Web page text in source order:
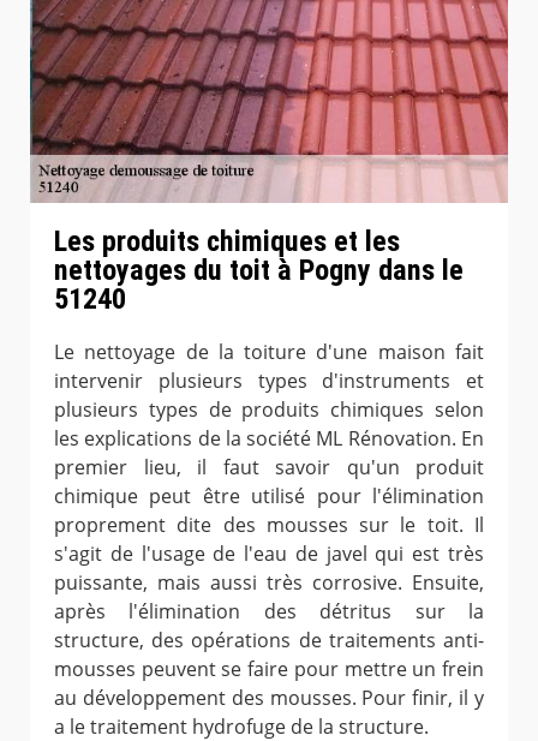
Les produits chimiques et les
nettoyages du toit à Pogny dans le
51240
Le nettoyage de la toiture d'une maison fait
intervenir plusieurs types d'instruments et
plusieurs types de produits chimiques selon
les explications de la société ML Rénovation. En
premier lieu, il faut savoir qu'un produit
chimique peut être utilisé pour l'élimination
proprement dite des mousses sur le toit. Il
s'agit de l'usage de l'eau de javel qui est très
puissante, mais aussi très corrosive. Ensuite,
après l'élimination des détritus sur la
structure, des opérations de traitements anti-
mousses peuvent se faire pour mettre un frein
au développement des mousses. Pour finir, il y
a le traitement hydrofuge de la structure.